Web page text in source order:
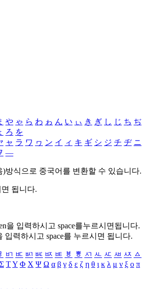
や ゃ ら わ ゎ ん い ぃ き ぎ し じ ち ぢ
ろ を
ャ ラ ワ ヮ ン イ ィ キ ギ シ ジ チ ヂ ニ
―
)방식으로 중국어를 변환할 수 있습니다.
됩니다.
을 입력하시고 space를누르시면됩니다.
입력하시고 space를 누르시면 됩니다.
ㅲ ㅳ ㅴ ㅵ ㅶ ㅷ ㅸ ㅹ ㅺ ㅻ ㅼ ㅽ ㅾ ㅿ
Σ ΤΥ Φ Χ Ψ Ω α β γ δ ε ζ η θ ι κ λ μ ν ξ ο π